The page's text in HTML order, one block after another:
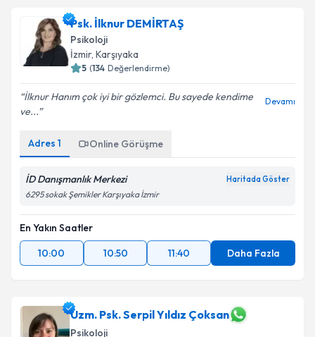
Psk. İlknur DEMİRTAŞ
Psikoloji
İzmir, Karşıyaka
5 (134 Değerlendirme)
İlknur Hanım çok iyi bir gözlemci. Bu sayede kendime
ve...
Devamı
Adres 1 Online Görüşme
İD Danışmanlık Merkezi Haritada Göster
6295 sokak Şemikler Karşıyaka İzmir
En Yakın Saatler
10:00
10:50 11:40 Daha Fazla
Uzm. Psk. Serpil Yıldız Çoksan
Psikoloji